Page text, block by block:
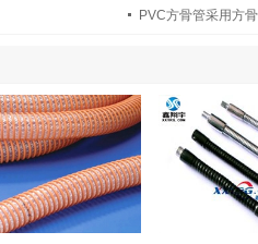
PVC方骨管采用方